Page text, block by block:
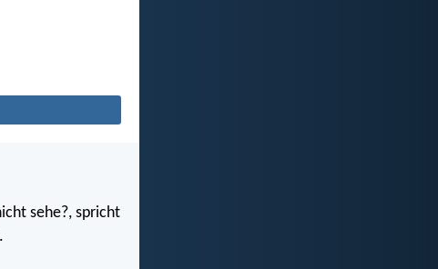
sehe?, spricht
.